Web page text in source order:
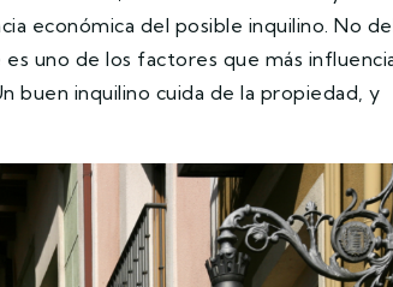
económica del posible inquilino. No
uno de los factores que más
buen inquilino cuida de la propiedad, y